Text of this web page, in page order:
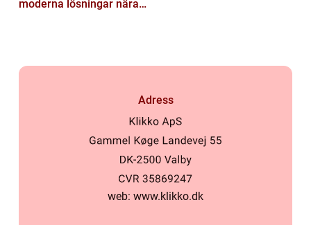
moderna lösningar nära
Adress
web: www.klikko.dk